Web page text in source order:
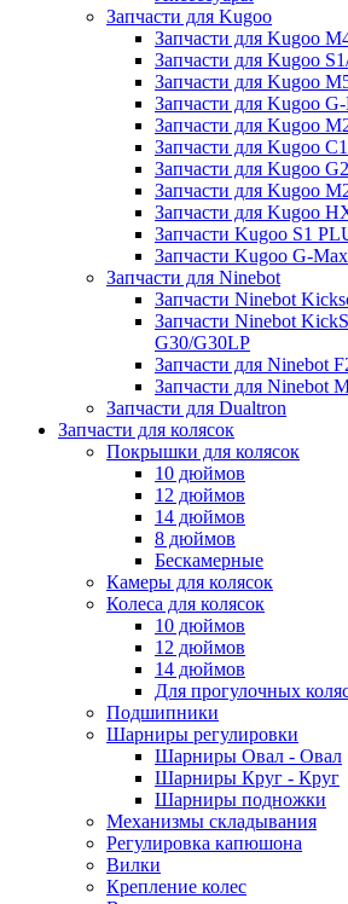
Запчасти для Kugoo
Запчасти для Kugoo
Запчасти для Kugoo
Запчасти для Kugoo
Запчасти для Kugoo
Запчасти для Kugoo
Запчасти для Kugoo C1
Запчасти для Kugoo
Запчасти для Kugoo
Запчасти для Kugoo
Запчасти Kugoo S1
Запчасти Kugoo G-Max
Запчасти для Ninebot
Запчасти Ninebot
Запчасти Ninebot
G30/G30LP
Запчасти для Ninebot
Запчасти для Ninebot
Запчасти для Dualtron
Запчасти для колясок
Покрышки для колясок
10 дюймов
12 дюймов
14 дюймов
8 дюймов
Бескамерные
Камеры для колясок
Колеса для колясок
10 дюймов
12 дюймов
14 дюймов
Для прогулочных
Подшипники
Шарниры регулировки
Шарниры Овал - Овал
Шарниры Круг - Круг
Шарниры подножки
Механизмы складывания
Регулировка капюшона
Вилки
Крепление колес